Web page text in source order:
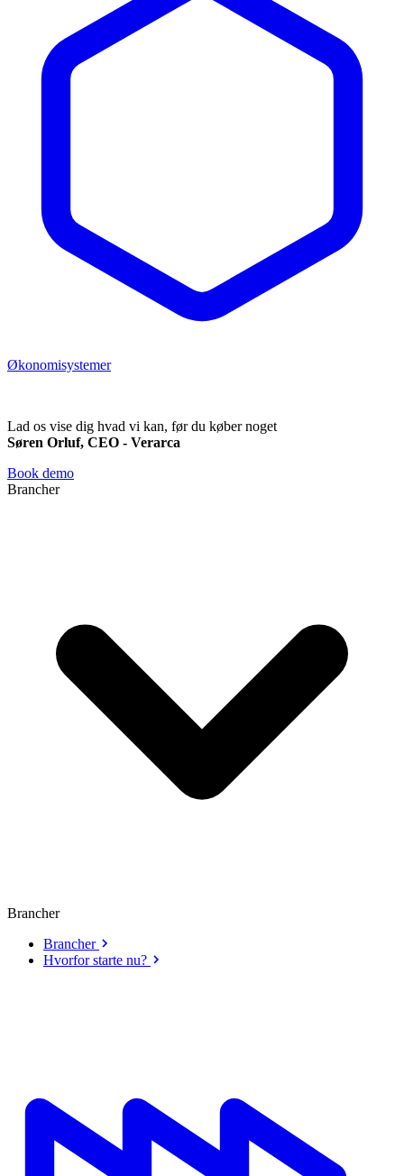
Økonomisystemer
Lad os vise dig hvad vi kan, før du køber noget
Søren Orluf, CEO - Verarca
Book demo
Brancher
Brancher
Brancher
Hvorfor starte nu?